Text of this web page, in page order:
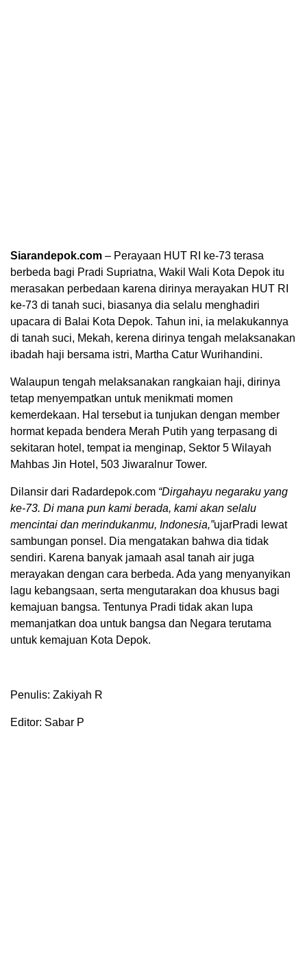
Siarandepok.com – Perayaan HUT RI ke-73 terasa
berbeda bagi Pradi Supriatna, Wakil Wali Kota Depok itu
merasakan perbedaan karena dirinya merayakan HUT RI
ke-73 di tanah suci, biasanya dia selalu menghadiri
upacara di Balai Kota Depok. Tahun ini, ia melakukannya
di tanah suci, Mekah, kerena dirinya tengah melaksanakan
ibadah haji bersama istri, Martha Catur Wurihandini.
Walaupun tengah melaksanakan rangkaian haji, dirinya
tetap menyempatkan untuk menikmati momen
kemerdekaan. Hal tersebut ia tunjukan dengan member
hormat kepada bendera Merah Putih yang terpasang di
sekitaran hotel, tempat ia menginap, Sektor 5 Wilayah
Mahbas Jin Hotel, 503 Jiwaralnur Tower.
Dilansir dari Radardepok.com “Dirgahayu negaraku yang
ke-73. Di mana pun kami berada, kami akan selalu
mencintai dan merindukanmu, Indonesia,”ujarPradi lewat
sambungan ponsel. Dia mengatakan bahwa dia tidak
sendiri. Karena banyak jamaah asal tanah air juga
merayakan dengan cara berbeda. Ada yang menyanyikan
lagu kebangsaan, serta mengutarakan doa khusus bagi
kemajuan bangsa. Tentunya Pradi tidak akan lupa
memanjatkan doa untuk bangsa dan Negara terutama
untuk kemajuan Kota Depok.
Penulis: Zakiyah R
Editor: Sabar P